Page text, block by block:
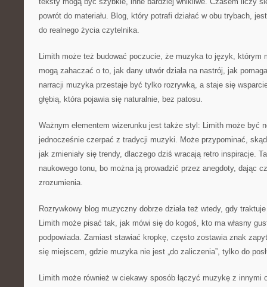
powrót do materiału. Blog, który potrafi działać w obu trybach,
do realnego życia czytelnika.
Limith może też budować poczucie, że muzyka to język, którym
mogą zahaczać o to, jak dany utwór działa na nastrój, jak
narracji muzyka przestaje być tylko rozrywką, a staje się
głębią, która pojawia się naturalnie, bez patosu.
Ważnym elementem wizerunku jest także styl: Limith może być
jednocześnie czerpać z tradycji muzyki. Może przypominać,
jak zmieniały się trendy, dlaczego dziś wracają retro inspiracje.
naukowego tonu, bo można ją prowadzić przez anegdoty, dając
zrozumienia.
Rozrywkowy blog muzyczny dobrze działa też wtedy, gdy
Limith może pisać tak, jak mówi się do kogoś, kto ma własny
podpowiada. Zamiast stawiać kropkę, często zostawia znak
się miejscem, gdzie muzyka nie jest „do zaliczenia”, tylko do
Limith może również w ciekawy sposób łączyć muzykę z innymi